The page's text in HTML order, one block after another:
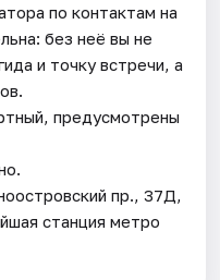
по контактам на
без неё вы не
и точку встречи, а
предусмотрены
пр., 37Д,
станция метро